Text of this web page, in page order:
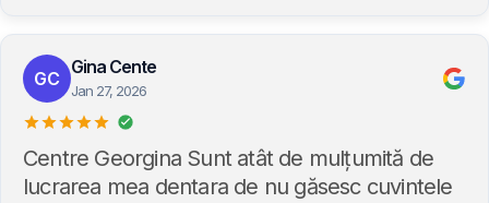
GC
Gina Cente
Jan 27, 2026
Centre Georgina Sunt atât de mulțumită de
lucrarea mea dentara de nu găsesc cuvintele